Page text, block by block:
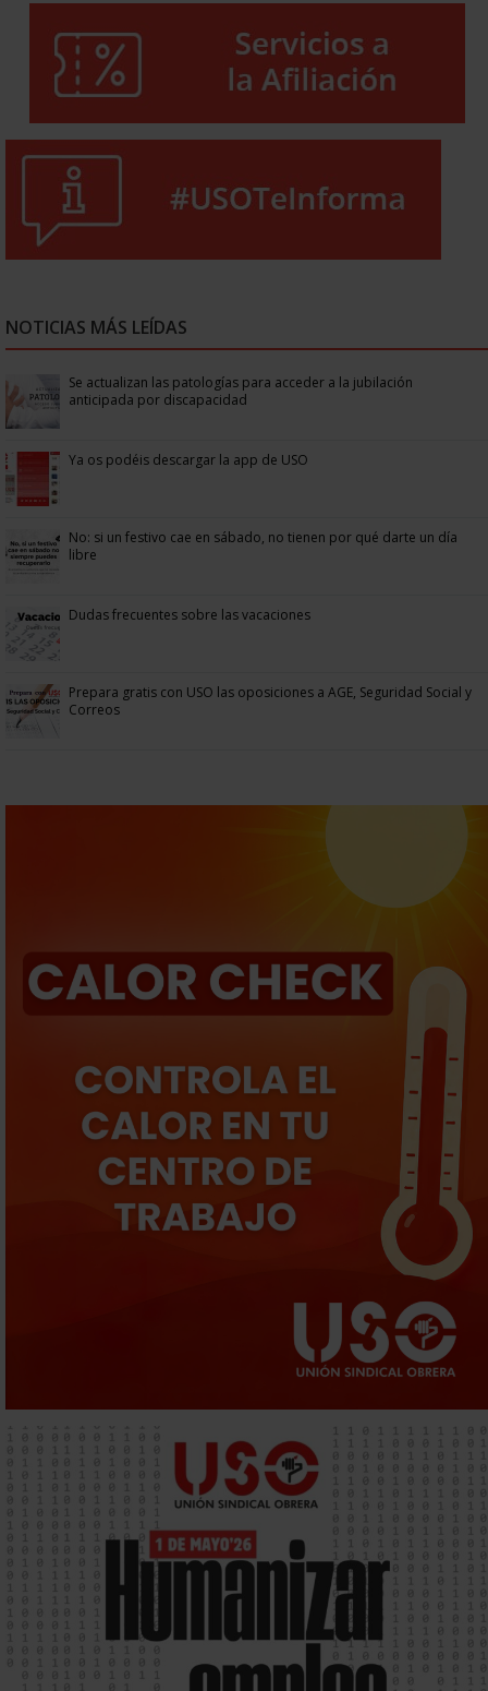
NOTICIAS MÁS LEÍDAS
Se actualizan las patologías para acceder a la jubilación
anticipada por discapacidad
Ya os podéis descargar la app de USO
No: si un festivo cae en sábado, no tienen por qué darte un día
libre
Dudas frecuentes sobre las vacaciones
Prepara gratis con USO las oposiciones a AGE, Seguridad Social y
Correos